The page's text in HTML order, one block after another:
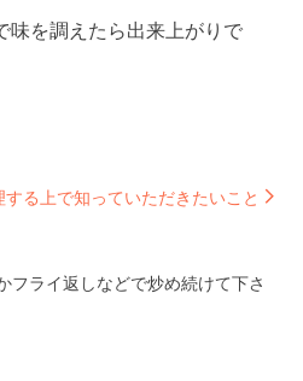
を調えたら出来上がりで
する上で知っていただきたいこと
ライ返しなどで炒め続けて下さ